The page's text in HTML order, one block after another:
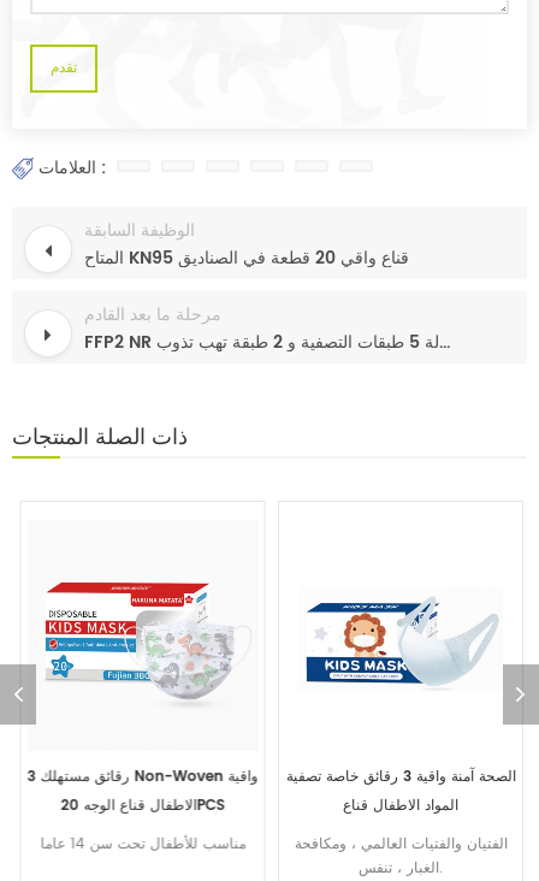
العلامات :
الوظيفة السابقة
المتاح KN95 قناع واقي 20 قطعة في الصناديق
مرحلة ما بعد القادم
FFP2 NR حماية فعالة 5 طبقات التصفية و 2 طبقة تهب تذوب
ذات الصلة المنتجات
3 رقائق مستهلك Non-Woven واقية
الاطفال قناع الوجه 20PCS
مناسب للأطفال تحت سن 14 عاما
الصحة آمنة واقية 3 رقائق خاصة تصفية
المواد الاطفال قناع
الفتيان والفتيات العالمي ، ومكافحة
الغبار ، تنفس.